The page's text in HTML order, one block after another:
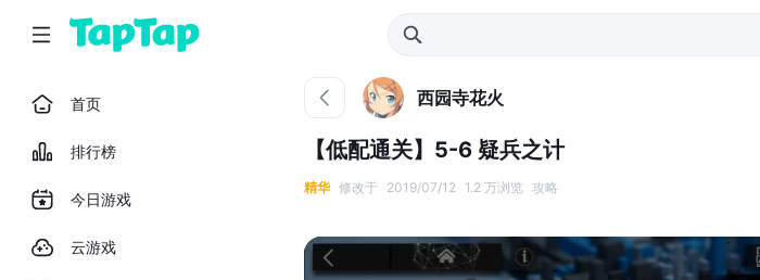
首页
排行榜
今日游戏
云游戏
西园寺花火
【低配通关】5-6 疑兵之计
精华 修改于 2019/07/12 1.2 万浏览 攻略